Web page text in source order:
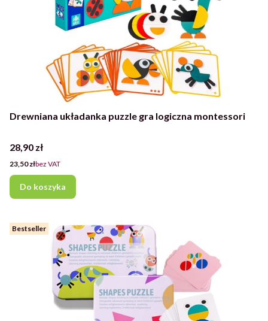
Drewniana układanka puzzle gra logiczna montessori
Cena
28,90 zł
Cena
23,50 złbez VAT
Do koszyka
Bestseller